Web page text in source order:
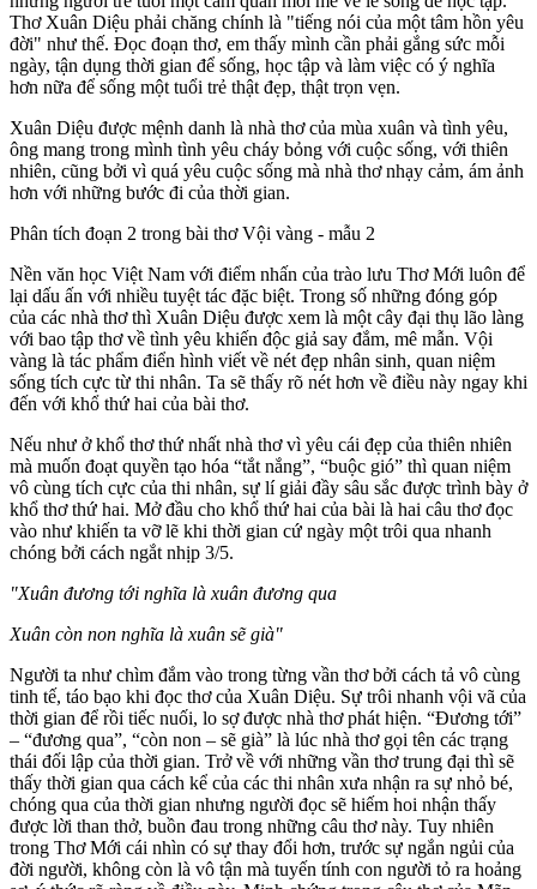
Thơ Xuân Diệu phải chăng chính là "tiếng nói của một tâm hồn yêu
đời" như thế. Đọc đoạn thơ, em thấy mình cần phải gắng sức mỗi
ngày, tận dụng thời gian để sống, học tập và làm việc có ý nghĩa
hơn nữa để sống một tuổi trẻ thật đẹp, thật trọn vẹn.
Xuân Diệu được mệnh danh là nhà thơ của mùa xuân và tình yêu,
ông mang trong mình tình yêu cháy bỏng với cuộc sống, với thiên
nhiên, cũng bởi vì quá yêu cuộc sống mà nhà thơ nhạy cảm, ám ảnh
hơn với những bước đi của thời gian.
Phân tích đoạn 2 trong bài thơ Vội vàng - mẫu 2
Nền văn học Việt Nam với điểm nhấn của trào lưu Thơ Mới luôn để
lại dấu ấn với nhiều tuyệt tác đặc biệt. Trong số những đóng góp
của các nhà thơ thì Xuân Diệu được xem là một cây đại thụ lão làng
với bao tập thơ về tình yêu khiến độc giả say đắm, mê mẫn. Vội
vàng là tác phẩm điển hình viết về nét đẹp nhân sinh, quan niệm
sống tích cực từ thi nhân. Ta sẽ thấy rõ nét hơn về điều này ngay khi
đến với khổ thứ hai của bài thơ.
Nếu như ở khổ thơ thứ nhất nhà thơ vì yêu cái đẹp của thiên nhiên
mà muốn đoạt quyền tạo hóa “tắt nắng”, “buộc gió” thì quan niệm
vô cùng tích cực của thi nhân, sự lí giải đầy sâu sắc được trình bày ở
khổ thơ thứ hai. Mở đầu cho khổ thứ hai của bài là hai câu thơ đọc
vào như khiến ta vỡ lẽ khi thời gian cứ ngày một trôi qua nhanh
chóng bởi cách ngắt nhịp 3/5.
"Xuân đương tới nghĩa là xuân đương qua
Xuân còn non nghĩa là xuân sẽ già"
Người ta như chìm đắm vào trong từng vần thơ bởi cách tả vô cùng
tinh tế, táo bạo khi đọc thơ của Xuân Diệu. Sự trôi nhanh vội vã của
thời gian để rồi tiếc nuối, lo sợ được nhà thơ phát hiện. “Đương tới”
– “đương qua”, “còn non – sẽ già” là lúc nhà thơ gọi tên các trạng
thái đối lập của thời gian. Trở về với những vần thơ trung đại thì sẽ
thấy thời gian qua cách kể của các thi nhân xưa nhận ra sự nhỏ bé,
chóng qua của thời gian nhưng người đọc sẽ hiếm hoi nhận thấy
được lời than thở, buồn đau trong những câu thơ này. Tuy nhiên
trong Thơ Mới cái nhìn có sự thay đổi hơn, trước sự ngắn ngủi của
đời người, không còn là vô tận mà tuyến tính con người tỏ ra hoảng